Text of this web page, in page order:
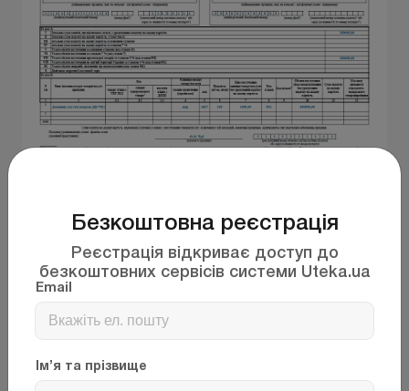
ПН 2020_експорт_Ютека.xls
Завантажити
Безкоштовна реєстрація
Реєстрація відкриває доступ до
безкоштовних сервісів системи Uteka.ua
Email
Ім’я та прізвище